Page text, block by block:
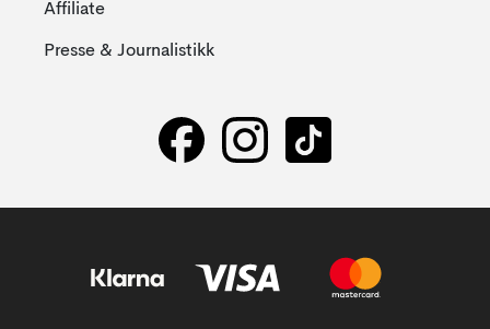
Affiliate
Presse & Journalistikk